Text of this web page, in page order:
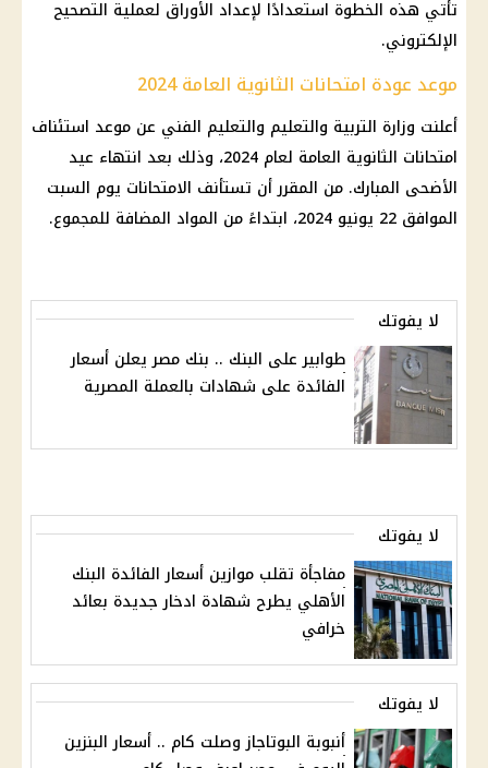
تأتي هذه الخطوة استعدادًا لإعداد الأوراق لعملية التصحيح
الإلكتروني.
موعد عودة امتحانات الثانوية العامة 2024
أعلنت وزارة التربية والتعليم والتعليم الفني عن موعد استئناف
امتحانات الثانوية العامة لعام 2024
، وذلك بعد انتهاء عيد
الأضحى المبارك. من المقرر أن تستأنف الامتحانات يوم السبت
الموافق 22 يونيو 2024، ابتداءً من المواد المضافة للمجموع.
لا يفوتك
طوابير على البنك .. بنك مصر يعلن أسعار
الفائدة على شهادات بالعملة المصرية
لا يفوتك
مفاجأة تقلب موازين أسعار الفائدة البنك
الأهلي يطرح شهادة ادخار جديدة بعائد
خرافي
لا يفوتك
أنبوبة البوتاجاز وصلت كام .. أسعار البنزين